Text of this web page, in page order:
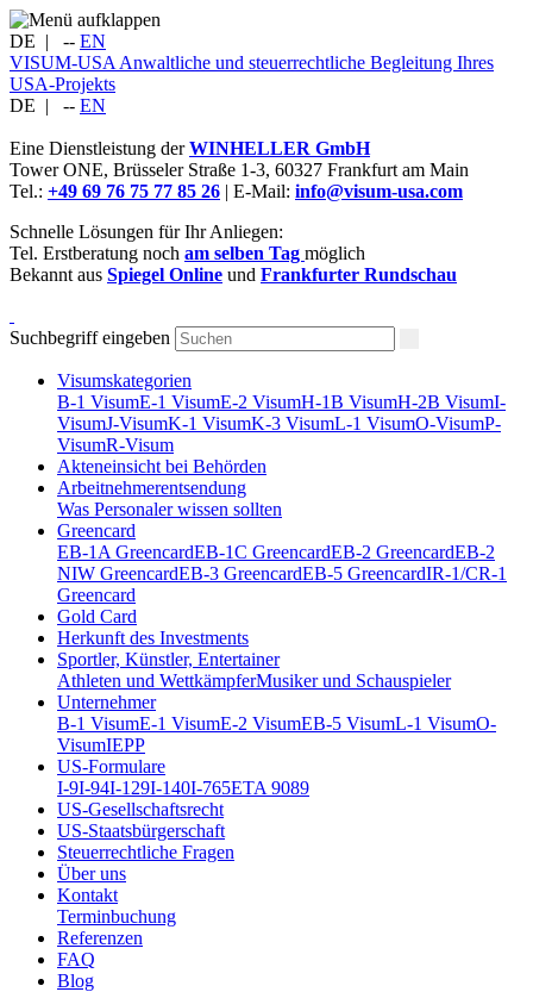
DE | -- EN
VISUM-USA Anwaltliche und steuerrechtliche Begleitung Ihres
USA-Projekts
DE | -- EN
Eine Dienstleistung derWINHELLER GmbH
Tower ONE, Brüsseler Straße 1-3, 60327 Frankfurt am Main
Tel.: +49 69 76 75 77 85 26 | E-Mail: info@visum-usa.com
Schnelle Lösungen für Ihr Anliegen:
Tel. Erstberatung noch am selben Tag möglich
Bekannt aus Spiegel Online und Frankfurter Rundschau
Suchbegriff eingeben
Visumskategorien
B-1 VisumE-1 VisumE-2 VisumH-1B VisumH-2B VisumI-
VisumJ-VisumK-1 VisumK-3 VisumL-1 VisumO-VisumP-
VisumR-Visum
Akteneinsicht bei Behörden
Arbeitnehmerentsendung
Was Personaler wissen sollten
Greencard
EB-1A GreencardEB-1C GreencardEB-2 GreencardEB-2
NIW GreencardEB-3 GreencardEB-5 GreencardIR-1/CR-1
Greencard
Gold Card
Herkunft des Investments
Sportler, Künstler, Entertainer
Athleten und WettkämpferMusiker und Schauspieler
Unternehmer
B-1 VisumE-1 VisumE-2 VisumEB-5 VisumL-1 VisumO-
VisumIEPP
US-Formulare
I-9I-94I-129I-140I-765ETA 9089
US-Gesellschaftsrecht
US-Staatsbürgerschaft
Steuerrechtliche Fragen
Über uns
Kontakt
Terminbuchung
Referenzen
FAQ
Blog